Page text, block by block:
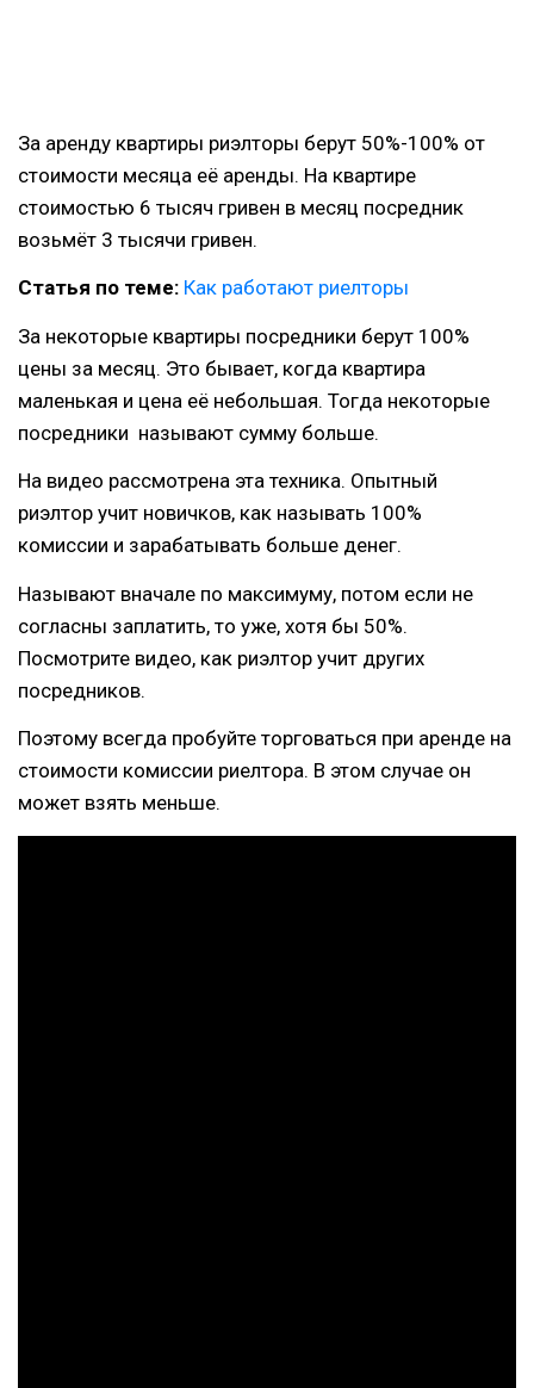
За аренду квартиры риэлторы берут 50%-100% от
стоимости месяца её аренды. На квартире
стоимостью 6 тысяч гривен в месяц посредник
возьмёт 3 тысячи гривен.
Статья по теме: Как работают риелторы
За некоторые квартиры посредники берут 100%
цены за месяц. Это бывает, когда квартира
маленькая и цена её небольшая. Тогда некоторые
посредники называют сумму больше.
На видео рассмотрена эта техника. Опытный
риэлтор учит новичков, как называть 100%
комиссии и зарабатывать больше денег.
Называют вначале по максимуму, потом если не
согласны заплатить, то уже, хотя бы 50%.
Посмотрите видео, как риэлтор учит других
посредников.
Поэтому всегда пробуйте торговаться при аренде на
стоимости комиссии риелтора. В этом случае он
может взять меньше.